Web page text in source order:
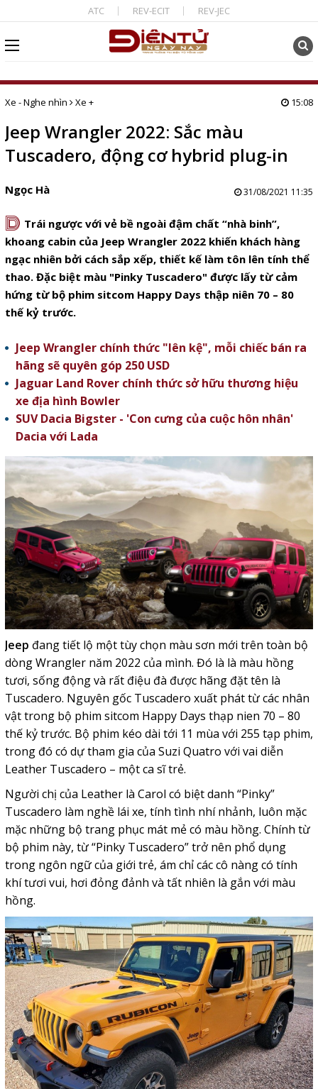
ATC REV-ECIT REV-JEC
Xe - Nghe nhìn Xe + 15:08
Jeep Wrangler 2022: Sắc màu
Tuscadero, động cơ hybrid plug-in
Ngọc Hà 31/08/2021 11:35
D Trái ngược với vẻ bề ngoài đậm chất “nhà binh”,
khoang cabin của Jeep Wrangler 2022 khiến khách hàng
ngạc nhiên bởi cách sắp xếp, thiết kế làm tôn lên tính thể
thao. Đặc biệt màu "Pinky Tuscadero" được lấy từ cảm
hứng từ bộ phim sitcom Happy Days thập niên 70 – 80
thế kỷ trước.
Jeep Wrangler chính thức "lên kệ", mỗi chiếc bán ra
hãng sẽ quyên góp 250 USD
Jaguar Land Rover chính thức sở hữu thương hiệu
xe địa hình Bowler
SUV Dacia Bigster - 'Con cưng của cuộc hôn nhân'
Dacia với Lada
Jeep đang tiết lộ một tùy chọn màu sơn mới trên toàn bộ
dòng Wrangler năm 2022 của mình. Đó là là màu hồng
tươi, sống động và rất điệu đà được hãng đặt tên là
Tuscadero. Nguyên gốc Tuscadero xuất phát từ các nhân
vật trong bộ phim sitcom Happy Days thạp nien 70 – 80
thế kỷ trước. Bộ phim kéo dài tới 11 mùa với 255 tạp phim,
trong đó có dự tham gia của Suzi Quatro với vai diễn
Leather Tuscadero – một ca sĩ trẻ.
Người chị của Leather là Carol có biệt danh “Pinky”
Tuscadero làm nghề lái xe, tính tình nhí nhảnh, luôn mặc
mặc những bộ trang phục mát mẻ có màu hồng. Chính từ
bộ phim này, từ “Pinky Tuscadero” trở nên phổ dụng
trong ngôn ngữ của giới trẻ, ám chỉ các cô nàng có tính
khí tươi vui, hơi đỏng đảnh và tất nhiên là gắn với màu
hồng.